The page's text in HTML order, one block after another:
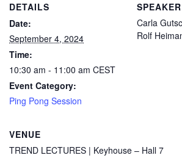
DETAILS
Date:
September 4, 2024
Time:
10:30 am - 11:00 am CEST
Event Category:
Ping Pong Session
SPEAKER
Carla
Rolf
VENUE
TREND LECTURES | Keyhouse – Hall 7